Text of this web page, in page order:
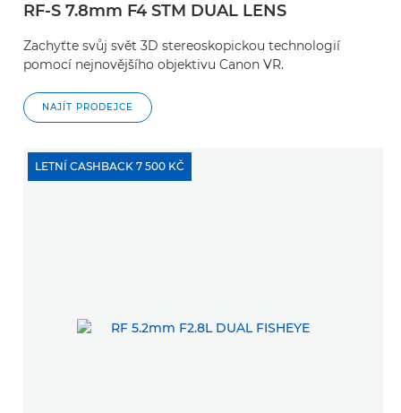
RF-S 7.8mm F4 STM DUAL LENS
Zachyťte svůj svět 3D stereoskopickou technologií
pomocí nejnovějšího objektivu Canon VR.
NAJÍT PRODEJCE
LETNÍ CASHBACK 7 500 KČ